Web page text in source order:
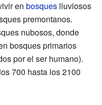
en bosques lluviosos
premontanos.
nubosos, donde
bosques primarios
por el ser humano).
700 hasta los 2100